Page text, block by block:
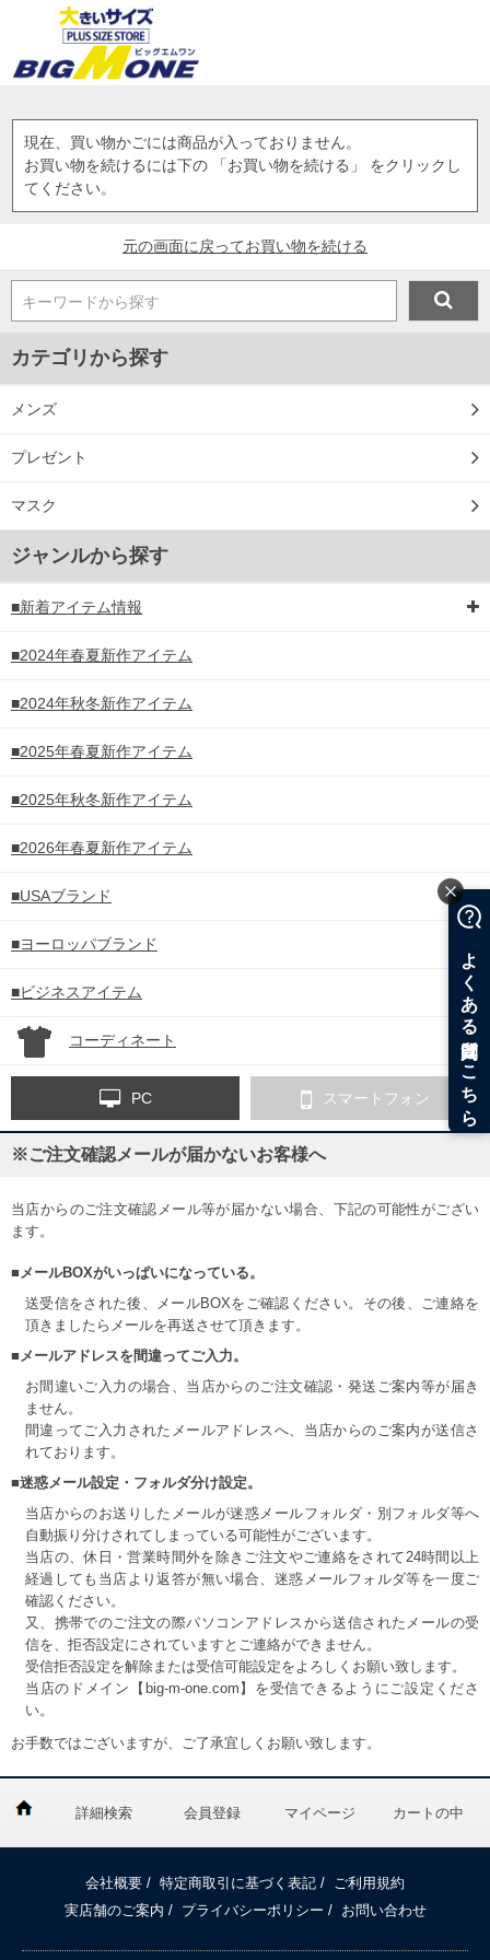
現在、買い物かごには商品が入っておりません。
お買い物を続けるには下の 「お買い物を続ける」 をクリックし
てください。
元の画面に戻ってお買い物を続ける
キーワードから探す
カテゴリから探す
メンズ
プレゼント
マスク
ジャンルから探す
■新着アイテム情報
■2024年春夏新作アイテム
■2024年秋冬新作アイテム
■2025年春夏新作アイテム
■2025年秋冬新作アイテム
■2026年春夏新作アイテム
■USAブランド
■ヨーロッパブランド
■ビジネスアイテム
コーディネート
PC スマートフォン
※ご注文確認メールが届かないお客様へ
当店からのご注文確認メール等が届かない場合、下記の可能性がござい
ます。
■メールBOXがいっぱいになっている。
送受信をされた後、メールBOXをご確認ください。その後、ご連絡を
頂きましたらメールを再送させて頂きます。
■メールアドレスを間違ってご入力。
お間違いご入力の場合、当店からのご注文確認・発送ご案内等が届き
ません。
間違ってご入力されたメールアドレスへ、当店からのご案内が送信さ
れております。
■迷惑メール設定・フォルダ分け設定。
当店からのお送りしたメールが迷惑メールフォルダ・別フォルダ等へ
自動振り分けされてしまっている可能性がございます。
当店の、休日・営業時間外を除きご注文やご連絡をされて24時間以上
経過しても当店より返答が無い場合、迷惑メールフォルダ等を一度ご
確認ください。
又、携帯でのご注文の際パソコンアドレスから送信されたメールの受
信を、拒否設定にされていますとご連絡ができません。
受信拒否設定を解除または受信可能設定をよろしくお願い致します。
当店のドメイン【big-m-one.com】を受信できるようにご設定くださ
い。
お手数ではございますが、ご了承宜しくお願い致します。
詳細検索 会員登録 マイページ カートの中
会社概要 / 特定商取引に基づく表記 /
ご利用規約
実店舗のご案内 / プライバシーポリシー / お問い合わせ